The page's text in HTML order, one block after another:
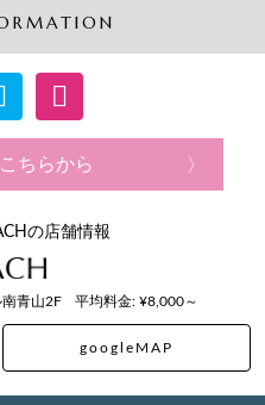
ちらから
の店舗情報
青山2F 平均料金: ¥8,000～
googleMAP